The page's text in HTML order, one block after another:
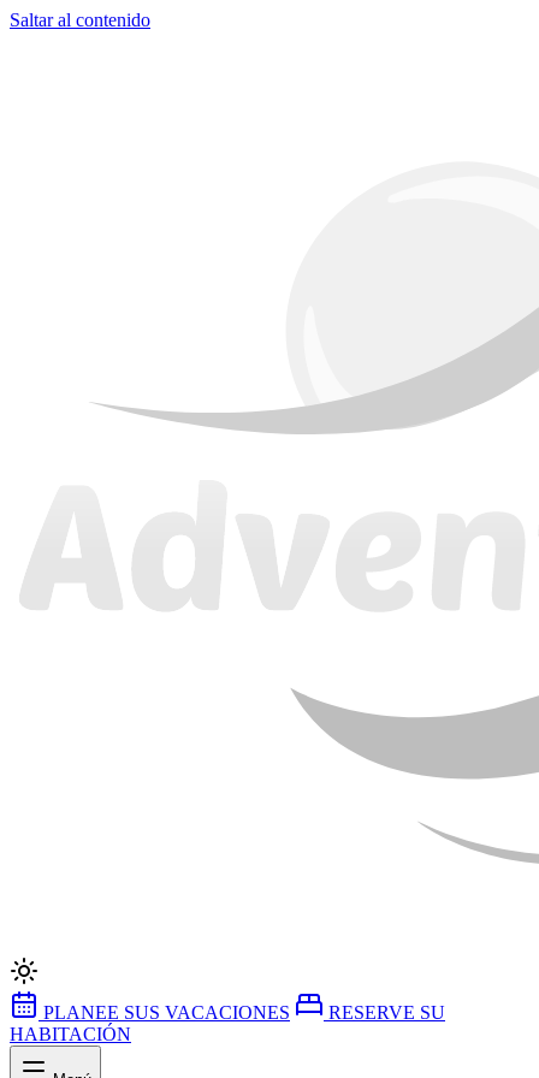
Saltar al contenido
PLANEE SUS VACACIONES
RESERVE SU
HABITACIÓN